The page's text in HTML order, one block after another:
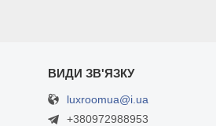
luxroomua@i.ua
+380972988953